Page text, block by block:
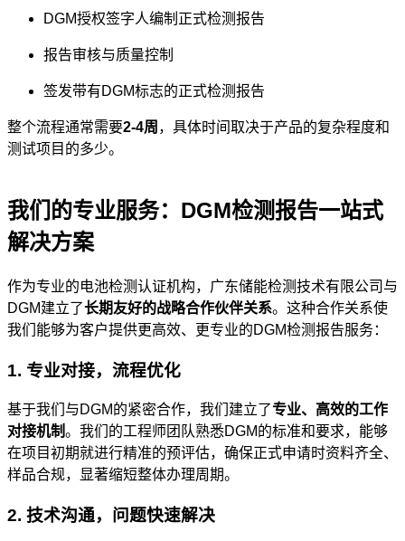
DGM授权签字人编制正式检测报告
报告审核与质量控制
签发带有DGM标志的正式检测报告
整个流程通常需要2-4周 ，具体时间取决于产品的复杂程度和
测试项目的多少。
我们的专业服务：DGM检测报告一站式
解决方案
作为专业的电池检测认证机构，广东储能检测技术有限公司与
DGM建立了长期友好的战略合作伙伴关系。这种合作关系使
我们能够为客户提供更高效、更专业的DGM检测报告服务：
1. 专业对接，流程优化
基于我们与DGM的紧密合作，我们建立了专业、高效的工作
对接机制。我们的工程师团队熟悉DGM的标准和要求，能够
在项目初期就进行精准的预评估，确保正式申请时资料齐全、
样品合规，显著缩短整体办理周期。
2. 技术沟通，问题快速解决